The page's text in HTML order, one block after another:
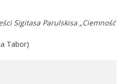
Sigitasa Parulskisa „Ciemność
Tabor)